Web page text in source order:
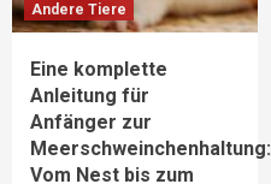
Andere Tiere
Eine komplette
Anleitung für
Anfänger zur
Meerschweinchenhaltung:
Vom Nest bis zum